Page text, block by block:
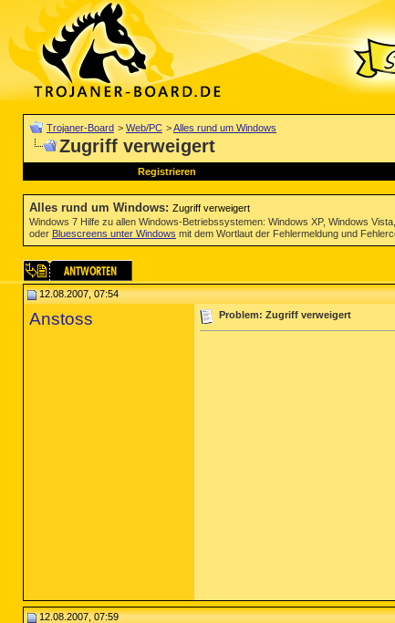
Trojaner-Board > Web/PC >Alles rund um Windows
Zugriff verweigert
Registrieren
Alles rund um Windows: Zugriff verweigert
Windows 7 Hilfe zu allen Windows-Betriebssystemen: Windows XP, Windows
oder Bluescreens unter Windows mit dem Wortlaut der Fehlermeldung und
12.08.2007, 07:54
Anstoss Problem: Zugriff verweigert
12.08.2007, 07:59